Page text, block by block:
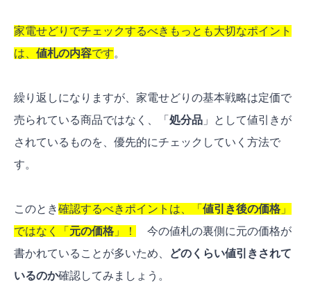
家電せどりでチェックするべきもっとも大切なポイント
は、 値札の内容です。
繰り返しになりますが、家電せどりの基本戦略は定価で
売られている商品ではなく、「 処分品 」として値引きが
されているものを、優先的にチェックしていく方法で
す。
このとき確認するべきポイントは、「 値引き後の価格 」
ではなく「 元の価格 」！
今の値札の裏側に元の価格が
書かれていることが多いため、
どのくらい値引きされて
いるのか確認してみましょう。